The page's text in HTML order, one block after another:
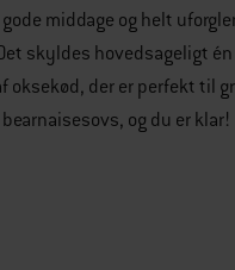
middage og helt
skyldes hovedsageligt
der er perfekt til
og du er klar!